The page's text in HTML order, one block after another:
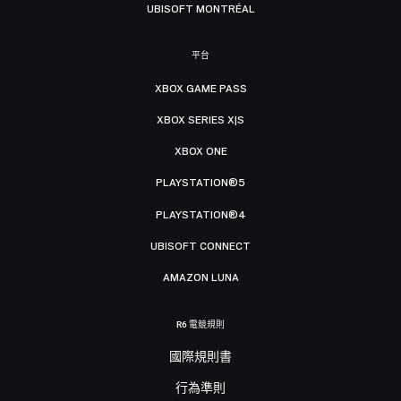
UBISOFT MONTRÉAL
平台
XBOX GAME PASS
XBOX SERIES X|S
XBOX ONE
PLAYSTATION®5
PLAYSTATION®4
UBISOFT CONNECT
AMAZON LUNA
R6 電競規則
國際規則書
行為準則